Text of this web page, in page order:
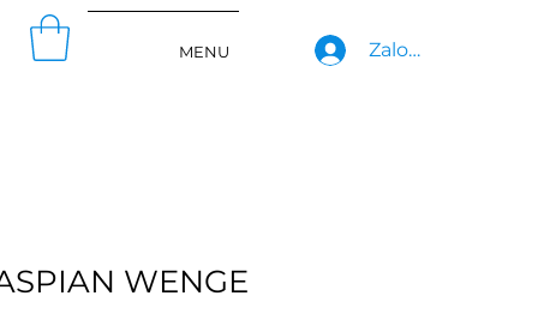
MENU Zaloguj się
WENGE